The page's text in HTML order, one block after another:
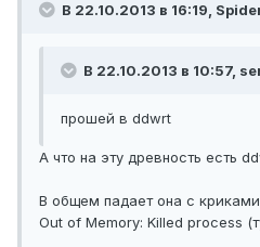
В 22.10.2013 в 16:19,
В 22.10.2013 в 10:57,
прошей в ddwrt
А что на эту древность есть
В общем падает она с
Out of Memory: Killed process